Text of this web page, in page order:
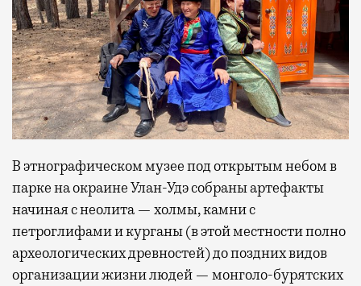
В этнографическом музее под открытым небом в
парке на окраине Улан-Удэ собраны артефакты
начиная с неолита — холмы, камни с
петроглифами и курганы (в этой местности полно
археологических древностей) до поздних видов
организации жизни людей — монголо-бурятских